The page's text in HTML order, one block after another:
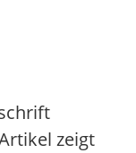
zeigt